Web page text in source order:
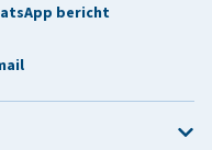
bericht